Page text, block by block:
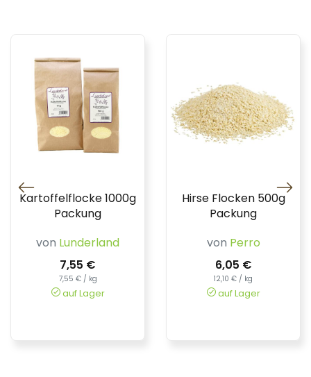
Kartoffelflocke 1000g
Packung
von Lunderland
7,55 €
7,55 € / kg
auf Lager
Hirse Flocken 500g
Packung
von Perro
6,05 €
12,10 € / kg
auf Lager